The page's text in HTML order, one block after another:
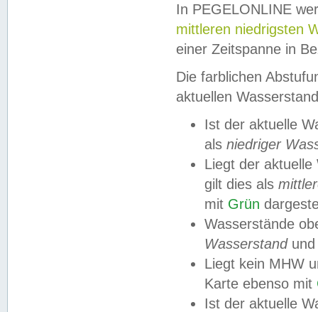
In PEGELONLINE
mittleren niedrigsten
einer Zeitspanne in
Die farblichen
aktuellen
Ist der aktuelle
als niedriger
Liegt der
gilt dies als
mit Grün
Wasserstände
Wasserstandund
Liegt kein MHW
Karte ebenso mit
Ist der aktuelle